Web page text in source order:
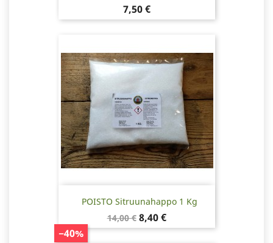
Hinta
7,50 €
POISTO Sitruunahappo 1 Kg
Normaalihinta
14,00 €
−40%
Hinta
8,40 €